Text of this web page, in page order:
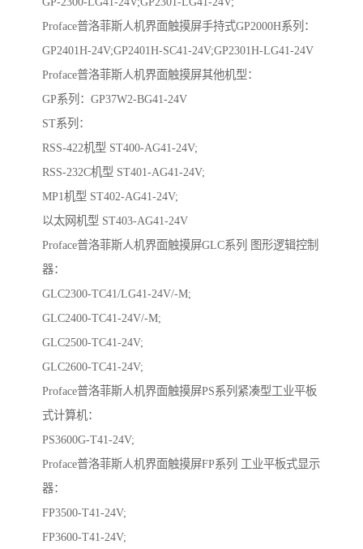
Proface普洛菲斯人机界面触摸屏手持式GP2000H系列：
GP2401H-24V;GP2401H-SC41-24V;GP2301H-LG41-24V
Proface普洛菲斯人机界面触摸屏其他机型：
GP系列：GP37W2-BG41-24V
ST系列：
RSS-422机型 ST400-AG41-24V;
RSS-232C机型 ST401-AG41-24V;
MP1机型 ST402-AG41-24V;
以太网机型 ST403-AG41-24V
Proface普洛菲斯人机界面触摸屏GLC系列 图形逻辑控制
器：
GLC2300-TC41/LG41-24V/-M;
GLC2400-TC41-24V/-M;
GLC2500-TC41-24V;
GLC2600-TC41-24V;
Proface普洛菲斯人机界面触摸屏PS系列紧凑型工业平板
式计算机：
PS3600G-T41-24V;
Proface普洛菲斯人机界面触摸屏FP系列 工业平板式显示
器：
FP3500-T41-24V;
FP3600-T41-24V;